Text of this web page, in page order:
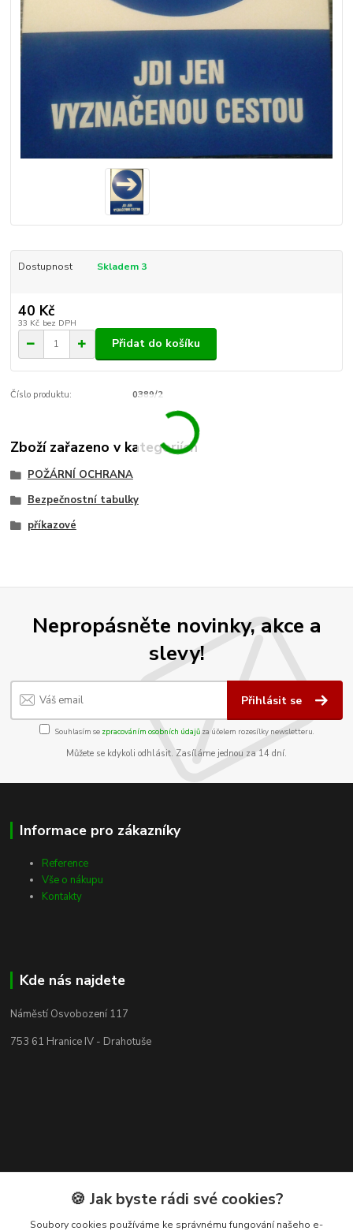
Dostupnost Skladem 3
40 Kč
33 Kč bez DPH
Přidat do košíku
Číslo produktu: 0389/2
Zboží zařazeno v kategoriích
POŽÁRNÍ OCHRANA
Bezpečnostní tabulky
příkazové
Nepropásněte novinky, akce a
slevy!
Přihlásit se
Souhlasím se zpracováním osobních údajůza účelem rozesílky newsletteru.
Můžete se kdykoli odhlásit. Zasíláme jednou za 14 dní.
Informace pro zákazníky
Reference
Vše o nákupu
Kontakty
Kde nás najdete
Náměstí Osvobození 117
753 61 Hranice IV - Drahotuše
🍪 Jak byste rádi své cookies?
Soubory cookies používáme ke správnému fungování našeho e-